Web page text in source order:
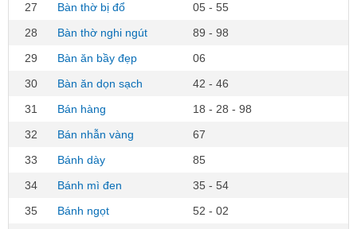
27
Bàn thờ bị đổ
05 - 55
28
Bàn thờ nghi ngút
89 - 98
29
Bàn ăn bầy đẹp
06
30
Bàn ăn dọn sạch
42 - 46
31
Bán hàng
18 - 28 - 98
32
Bán nhẫn vàng
67
33
Bánh dày
85
34
Bánh mì đen
35 - 54
35
Bánh ngọt
52 - 02